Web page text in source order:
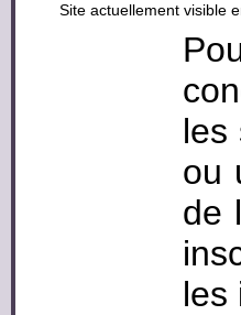
Site actuellement visible
les
ou
de
les